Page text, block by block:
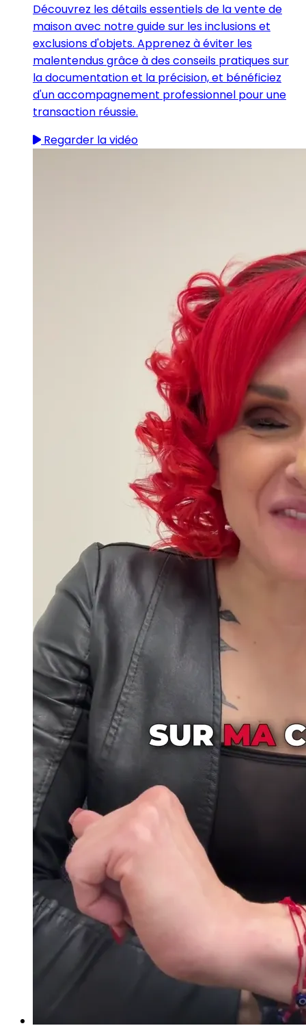
Découvrez les détails essentiels de la vente de
maison avec notre guide sur les inclusions et
exclusions d'objets. Apprenez à éviter les
malentendus grâce à des conseils pratiques sur
la documentation et la précision, et bénéficiez
d'un accompagnement professionnel pour une
transaction réussie.
Regarder la vidéo